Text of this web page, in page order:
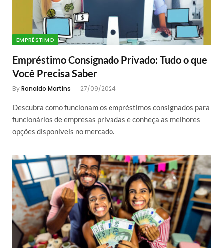
EMPRÉSTIMO
Empréstimo Consignado Privado: Tudo o que
Você Precisa Saber
ByRonaldo Martins 27/09/2024
Descubra como funcionam os empréstimos consignados para
funcionários de empresas privadas e conheça as melhores
opções disponíveis no mercado.